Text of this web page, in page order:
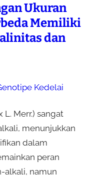
Ukuran
Memiliki
dan
Kedelai
L. Merr.) sangat
menunjukkan
dalam
peran
alkali, namun